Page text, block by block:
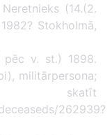
(14.(2.
Stokholmā,
v. st.) 1898.
militārpersona;
skatīt
262939?